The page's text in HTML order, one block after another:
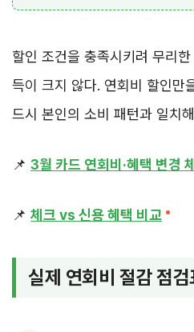
할인 조건을 충족시키려 무리
득이 크지 않다. 연회비 할인만
드시 본인의 소비 패턴과 일치
📌 3월 카드 연회비·혜택 변경
📌 체크 vs 신용 혜택 비교
실제 연회비 절감 점검